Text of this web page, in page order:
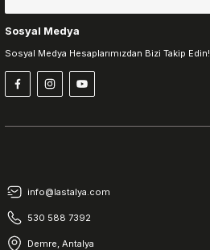
Sosyal Medya
Sosyal Medya Hesaplarımızdan Bizi Takip Edin!
info@lastalya.com
530 588 7392
Demre, Antalya